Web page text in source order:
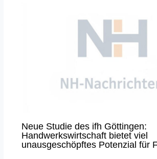
Neue Studie des ifh Göttingen:
Handwerkswirtschaft bietet viel
unausgeschöpftes Potenzial für